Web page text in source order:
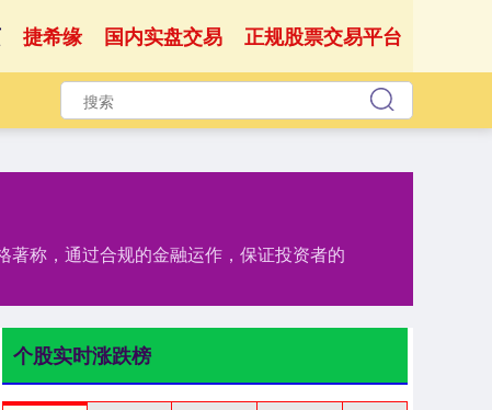
捷希缘 国内实盘交易 正规股票交易平台
称，通过合规的金融运作，保证投资者的
个股实时涨跌榜